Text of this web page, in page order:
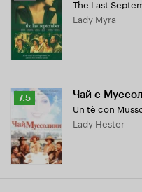
Кинопоиска
6.6
The Last
Lady Myra
Рейтинг
Кинопоиска
7.5
7.5 Чай с
Un tè con
Lady Hester